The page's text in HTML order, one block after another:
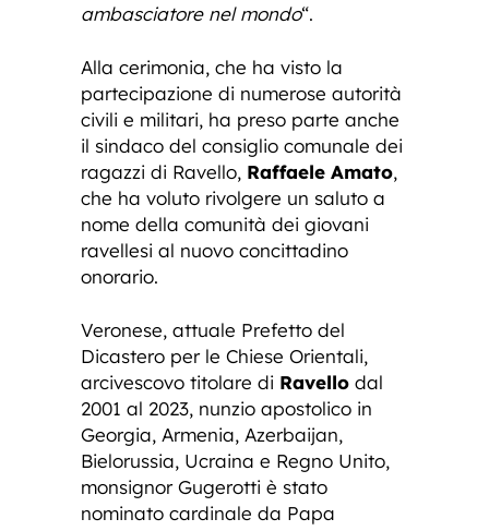
ambasciatore nel mondo“.
Alla cerimonia, che ha visto la
partecipazione di numerose autorità
civili e militari, ha preso parte anche
il sindaco del consiglio comunale dei
ragazzi di Ravello, Raffaele Amato,
che ha voluto rivolgere un saluto a
nome della comunità dei giovani
ravellesi al nuovo concittadino
onorario.
Veronese, attuale Prefetto del
Dicastero per le Chiese Orientali,
arcivescovo titolare di Ravello dal
2001 al 2023, nunzio apostolico in
Georgia, Armenia, Azerbaijan,
Bielorussia, Ucraina e Regno Unito,
monsignor Gugerotti è stato
nominato cardinale da Papa